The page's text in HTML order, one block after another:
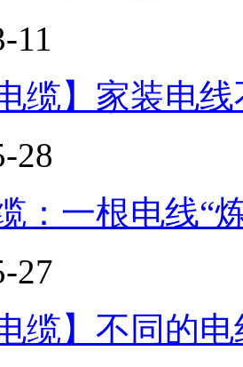
11
缆】家装电
28
：一根电线“
27
缆】不同的